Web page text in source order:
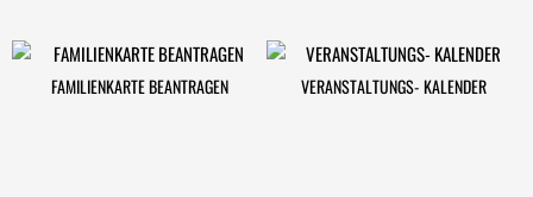
FAMILIENKARTE BEANTRAGEN VERANSTALTUNGS- KALENDER